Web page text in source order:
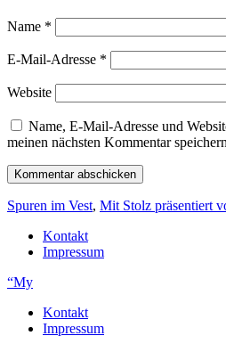
Name *
E-Mail-Adresse *
Website
Name, E-Mail-Adresse und
meinen nächsten Kommentar
Spuren im Vest, Mit Stolz präsentiert
Kontakt
Impressum
“My
Kontakt
Impressum